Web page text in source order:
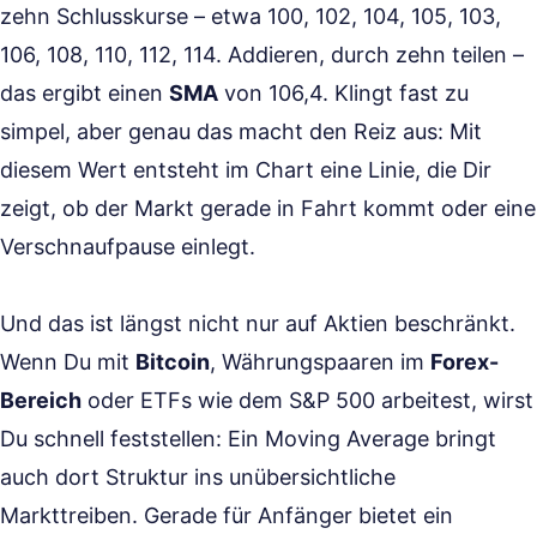
zehn Schlusskurse – etwa 100, 102, 104, 105, 103,
106, 108, 110, 112, 114. Addieren, durch zehn teilen –
das ergibt einen SMA von 106,4. Klingt fast zu
simpel, aber genau das macht den Reiz aus: Mit
diesem Wert entsteht im Chart eine Linie, die Dir
zeigt, ob der Markt gerade in Fahrt kommt oder eine
Verschnaufpause einlegt.
Und das ist längst nicht nur auf Aktien beschränkt.
Wenn Du mit Bitcoin, Währungspaaren im Forex-
Bereich oder ETFs wie dem S&P 500 arbeitest, wirst
Du schnell feststellen: Ein Moving Average bringt
auch dort Struktur ins unübersichtliche
Markttreiben. Gerade für Anfänger bietet ein